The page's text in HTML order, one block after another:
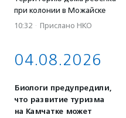
при колонии в Можайске
10:32 · Прислано НКО
04.08.2026
Биологи предупредили,
что развитие туризма
на Камчатке может